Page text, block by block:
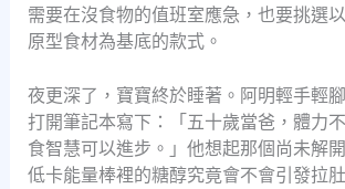
需要在沒食物的值班室應急，也要挑選
原型食材為基底的款式。
夜更深了，寶寶終於睡著。阿明輕手輕
打開筆記本寫下：「五十歲當爸，體力
食智慧可以進步。」他想起那個尚未解
低卡能量棒裡的糖醇究竟會不會引發拉